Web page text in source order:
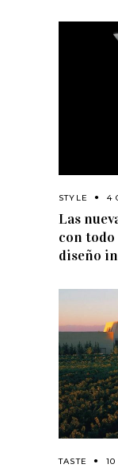
STYLE 4
Las
con
diseño
TASTE 10